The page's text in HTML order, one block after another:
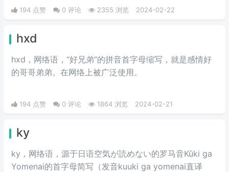
194 点赞 0 评论 2355 浏览 2024-02-22
hxd
hxd，网络语，“好兄弟”的拼音首字母缩写，就是感情好
的哥哥弟弟。在网络上被广泛使用。
194 点赞 0 评论 1864 浏览 2024-02-21
ky
ky，网络语，源于日语空気が読めない的罗马音Kūki ga
Yomenai的首字母简写（发音kuuki ga yomenai直译